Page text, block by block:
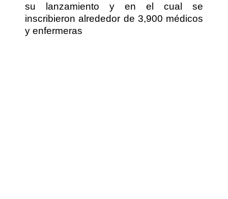
su lanzamiento y en el cual se
inscribieron alrededor de 3,900 médicos
y enfermeras